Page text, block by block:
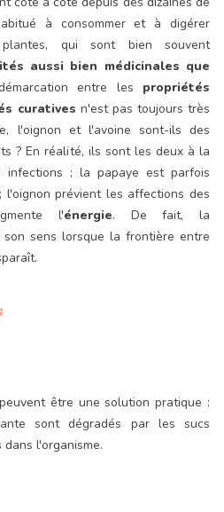
à consommer et à digérer
qui sont bien souvent
aussi bien médicinales que
entre les propriétés
curatives n'est pas toujours très
l'oignon et l'avoine sont-ils des
? En réalité, ils sont les deux à la
; la papaye est parfois
; l'oignon prévient les affections des
l'énergie. De fait, la
sens lorsque la frontière entre
peuvent être une solution pratique :
sont dégradés par les sucs
l'organisme.